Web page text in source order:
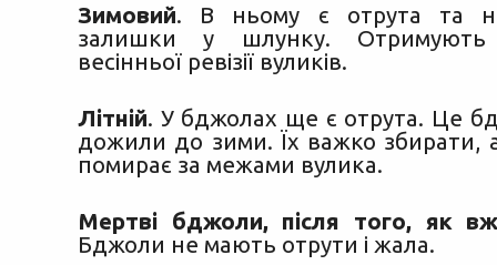
Зимовий. В ньому є отрута та
залишки у шлунку. Отримують
весінньої ревізії вуликів.
Літній. У бджолах ще є отрута. Це
дожили до зими. Їх важко збирати,
помирає за межами вулика.
Мертві бджоли, після того, як
Бджоли не мають отрути і жала.